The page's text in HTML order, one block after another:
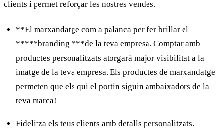
clients i permet reforçar les nostres vendes.
**El marxandatge com a palanca per fer brillar el
*****branding ***de la teva empresa. Comptar amb
productes personalitzats atorgarà major visibilitat a la
imatge de la teva empresa. Els productes de marxandatge
permeten que els qui el portin siguin ambaixadors de la
teva marca!
Fidelitza els teus clients amb detalls personalitzats.